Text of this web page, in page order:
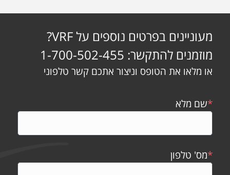
מעוניינים בפרטים נוספים על VRF?
מוזמנים להתקשר: 1-700-502-455
או מלאו את הטופס וניצור אתכם קשר טלפוני
*שם מלא
*מס' טלפון